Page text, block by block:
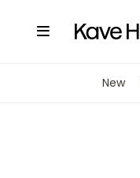

New